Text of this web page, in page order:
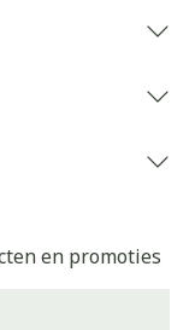
en promoties